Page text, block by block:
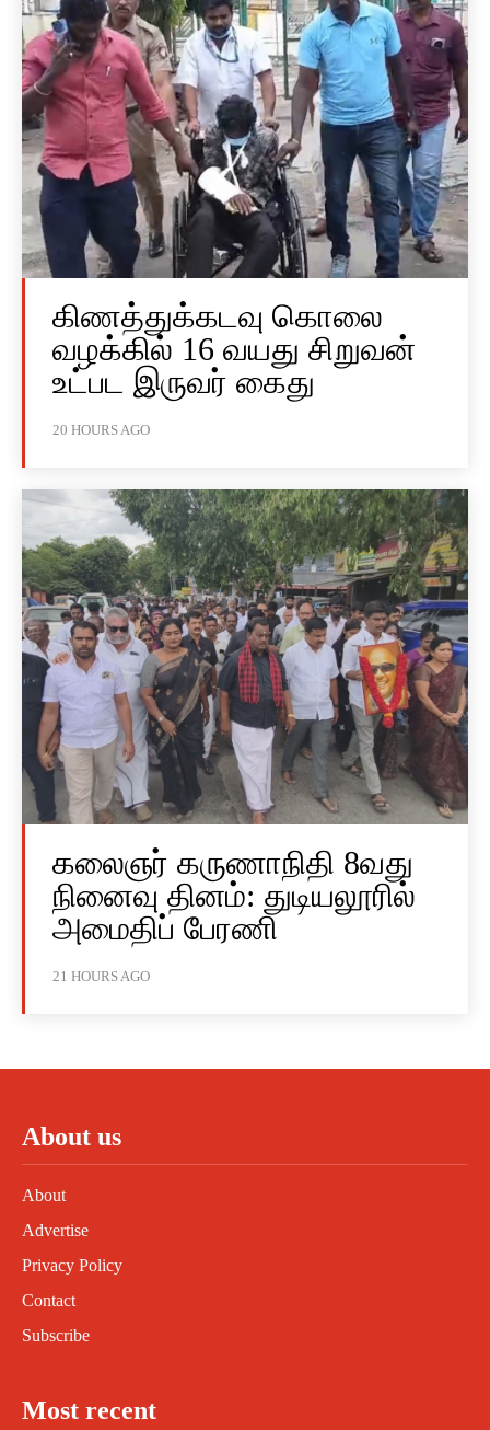
கிணத்துக்கடவு கொலை
வழக்கில் 16 வயது சிறுவன்
உட்பட இருவர் கைது
20 HOURS AGO
கலைஞர் கருணாநிதி 8வது
நினைவு தினம்: துடியலூரில்
அமைதிப் பேரணி
21 HOURS AGO
About us
About
Advertise
Privacy Policy
Contact
Subscribe
Most recent